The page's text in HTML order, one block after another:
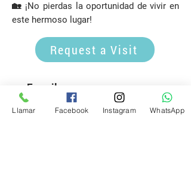
🏡 ¡No pierdas la oportunidad de vivir en
este hermoso lugar!
Request a Visit
E-mail
propiedadespatagonia.cl@gmail.com
Llamar Facebook Instagram WhatsApp